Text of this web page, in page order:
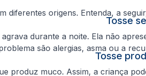
diferentes origens. Entenda, a
Tosse
durante a noite. Ela não
são alergias, asma ou a
Tosse
produz muco. Assim, a criança